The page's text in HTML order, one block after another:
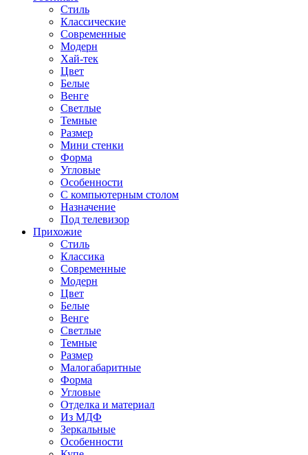
Стиль
Классические
Современные
Модерн
Хай-тек
Цвет
Белые
Венге
Светлые
Темные
Размер
Мини стенки
Форма
Угловые
Особенности
С компьютерным столом
Назначение
Под телевизор
Прихожие
Стиль
Классика
Современные
Модерн
Цвет
Белые
Венге
Светлые
Темные
Размер
Малогабаритные
Форма
Угловые
Отделка и материал
Из МДФ
Зеркальные
Особенности